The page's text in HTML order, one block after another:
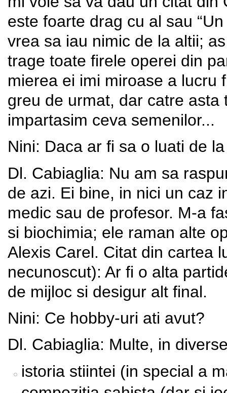
este foarte drag cu al sau
vrea sa iau nimic de la altii;
trage toate firele operei din
mierea ei imi miroase a
greu de urmat, dar catre
impartasim ceva semenilor...
Nini: Daca ar fi sa o luati de
Dl. Cabiaglia: Nu am sa
de azi. Ei bine, in nici un caz
medic sau de profesor. M-a
si biochimia; ele raman alte
Alexis Carel. Citat din cartea
necunoscut): Ar fi o alta
de mijloc si desigur alt final.
Nini: Ce hobby-uri ati avut?
Dl. Cabiaglia: Multe, in
istoria stiintei (in special a